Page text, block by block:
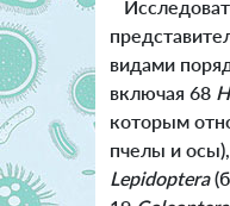
видами
включая 68
которым
пчелы и
Lepidoptera